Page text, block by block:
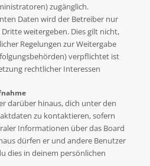
zugänglich.
Daten wird der Betreiber nur
weitergeben. Dies gilt nicht,
Regelungen zur Weitergabe
verpflichtet ist
rechtlicher Interessen
darüber hinaus, dich unter den
zu kontaktieren, sofern
Informationen über das Board
dürfen er und andere Benutzer
dies in deinem persönlichen